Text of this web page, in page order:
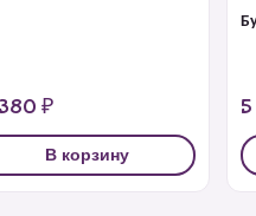
₽
В корзину